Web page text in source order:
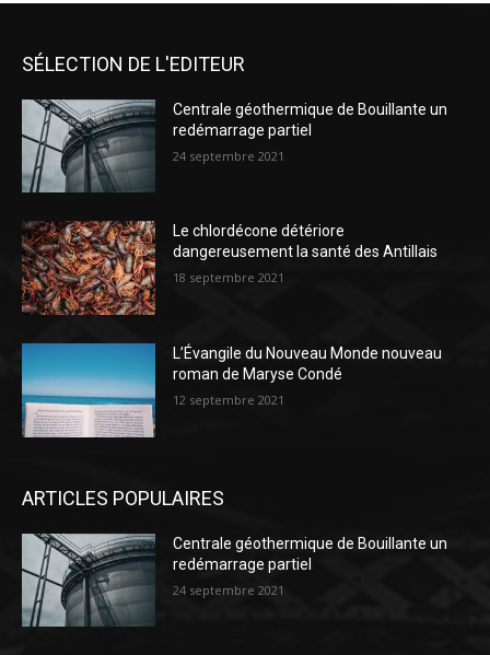
SÉLECTION DE L'EDITEUR
Centrale géothermique de Bouillante un
redémarrage partiel
24 septembre 2021
Le chlordécone détériore
dangereusement la santé des Antillais
18 septembre 2021
L’Évangile du Nouveau Monde nouveau
roman de Maryse Condé
12 septembre 2021
ARTICLES POPULAIRES
Centrale géothermique de Bouillante un
redémarrage partiel
24 septembre 2021